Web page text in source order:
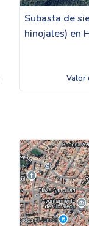
Subasta de
hinojales) en
Valor